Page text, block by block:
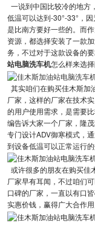
一说到中国比较冷的地方
低温可以达到-30°-33°，
是比南方要好一些的。而
资源，都选择安装了一款
务，不过对于这款设备的
站电脑洗车机怎么样来选
其实咱们在购买佳木斯加
厂家，这样的厂家在技术
的用户使用需求，是需要
编告诉大家一个厂家，隆
专门设计ADV御寒模式，
到设备低温可以正常运行
或许很多的朋友在购买佳
厂家早有耳闻，不过咱们
口碑的厂家，一直以有口
实惠价钱，赢得广大合作用